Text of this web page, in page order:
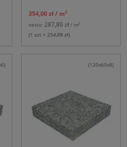
354,00 zł/ m2
netto: 287,80 zł / m2
(1 szt = 254,88 zł)
(120x60x8)